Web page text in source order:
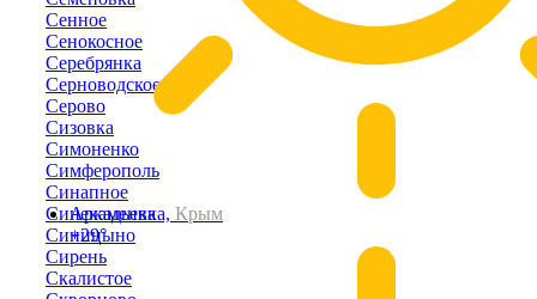
Аркадьевка, Крым
+29°
Сенное
Сенокосное
Серебрянка
Серноводское
Серово
Сизовка
Симоненко
Симферополь
Синапное
Синекаменка
Синицыно
Сирень
Скалистое